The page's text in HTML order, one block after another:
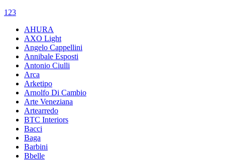
1 23
AHURA
AXO Light
Angelo Cappellini
Annibale Esposti
Antonio Ciulli
Arca
Arketipo
Arnolfo Di Cambio
Arte Veneziana
Artearredo
BTC Interiors
Bacci
Baga
Barbini
Bbelle